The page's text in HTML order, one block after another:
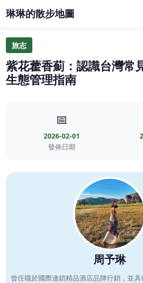
琳琳的散步地圖
旅志
紫花藿香薊：認識台灣常
生態管理指南
📅
2026-02-01
發佈日期
周予琳
曾任職於國際連鎖精品酒店品牌行銷，並